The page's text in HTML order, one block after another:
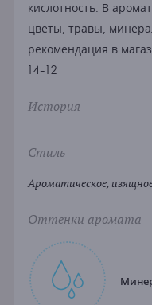
кислотность. В
цветы, травы,
рекомендация в
14-12
История
Стиль
Ароматическое,
Оттенки аромата